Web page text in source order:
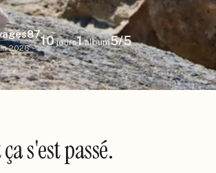
2026
10jours1album5/5
s'est passé.